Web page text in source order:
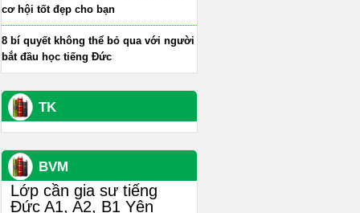
cơ hội tốt đẹp cho bạn
8 bí quyết không thể bỏ qua với người
bắt đầu học tiếng Đức
TK
BVM
Lớp cần gia sư tiếng
Đức A1, A2, B1 Yên